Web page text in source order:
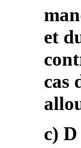
et
cas
c)